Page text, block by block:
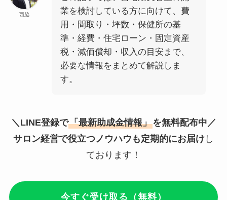
西脇
業を検討している方に向けて、費
用・間取り・坪数・保健所の基
準・経費・住宅ローン・固定資産
税・減価償却・収入の目安まで、
必要な情報をまとめて解説しま
す。
＼LINE登録で「最新助成金情報」を無料配布中／
サロン経営で役立つノウハウも定期的にお届け し
ております！
今すぐ受け取る（無料）